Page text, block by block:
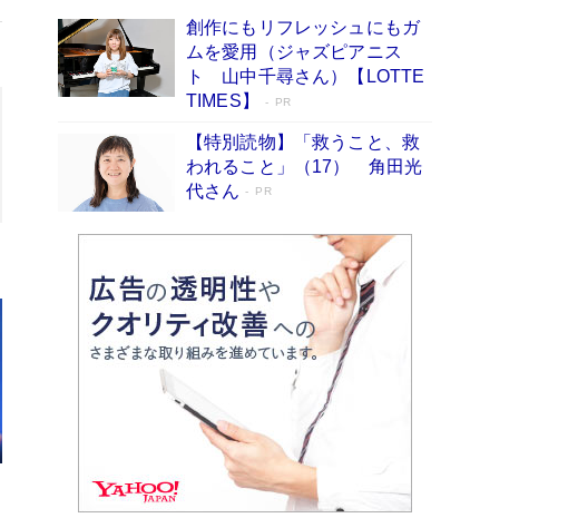
東野圭吾、伊坂幸太郎の人気シリーズ最新作どち
らも文庫化 映画化された直木賞受賞作もランク
イン［文庫ベストセラー］
Book Bang
創作にもリフレッシュにもガ
ムを愛用（ジャズピアニス
ト 山中千尋さん）【LOTTE
TIMES】
PR
【特別読物】「救うこと、救
われること」（17） 角田光
代さん
PR